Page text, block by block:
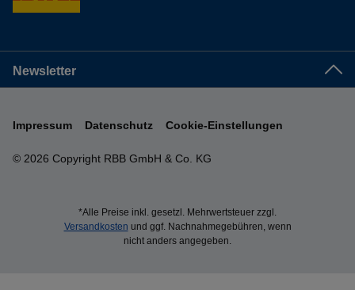
Newsletter
© 2026 Copyright RBB GmbH & Co. KG
Impressum Datenschutz Cookie-Einstellungen
*Alle Preise inkl. gesetzl. Mehrwertsteuer zzgl.
Versandkosten und ggf. Nachnahmegebühren, wenn
nicht anders angegeben.